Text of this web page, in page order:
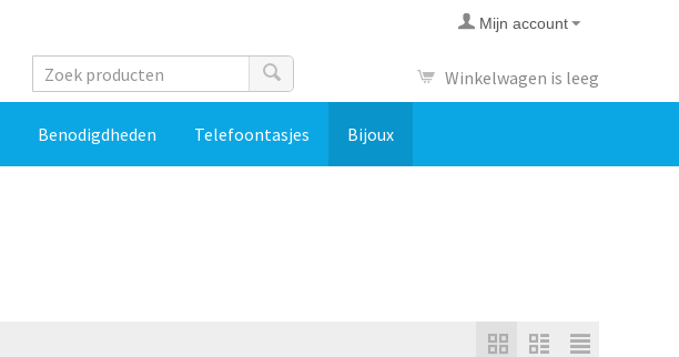
Mijn account
Winkelwagen is leeg
Benodigdheden Telefoontasjes Bijoux